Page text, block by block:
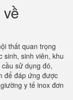
thất quan trọng
sinh, sinh viên, khu
sử dụng đó,
để đáp ứng được
y tế inox đơn